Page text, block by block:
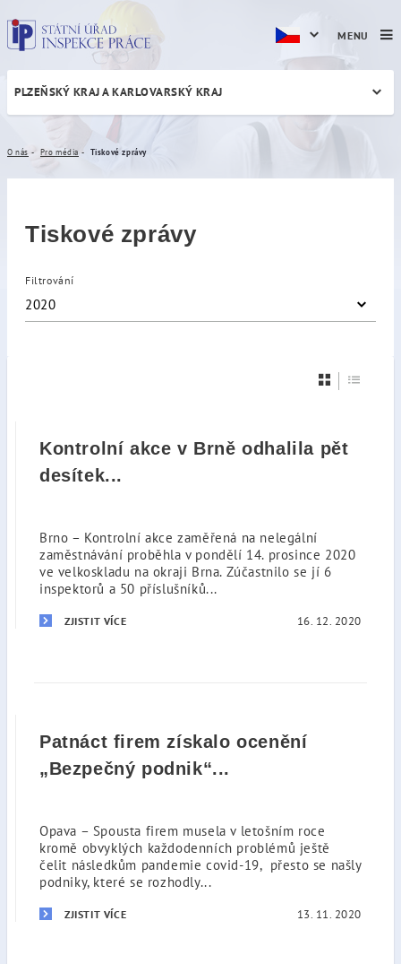
Tiskové zprávy
PLZEŇSKÝ KRAJ A KARLOVARSKÝ KRAJ
O nás Pro média Tiskové zprávy
Tiskové zprávy
Filtrování
2020
Kontrolní akce v Brně odhalila pět
desítek...
Brno – Kontrolní akce zaměřená na nelegální
zaměstnávání proběhla v pondělí 14. prosince 2020
ve velkoskladu na okraji Brna. Zúčastnilo se jí 6
inspektorů a 50 příslušníků...
ZJISTIT VÍCE 16. 12. 2020
Patnáct firem získalo ocenění
„Bezpečný podnik“...
Opava – Spousta firem musela v letošním roce
kromě obvyklých každodenních problémů ještě
čelit následkům pandemie covid-19, přesto se našly
podniky, které se rozhodly...
ZJISTIT VÍCE 13. 11. 2020
MENU